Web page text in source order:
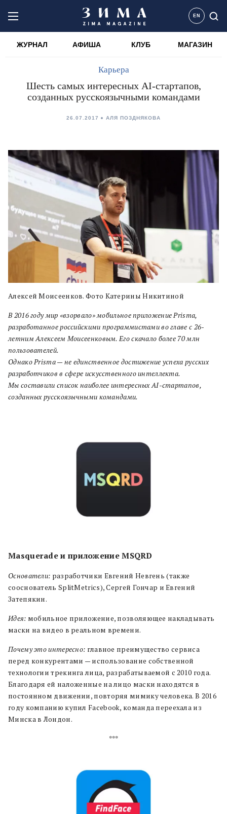
EN
ЖУРНАЛ АФИША КЛУБ МАГАЗИН
Карьера
Шесть самых интересных AI-стартапов,
созданных русскоязычными командами
26.07.2017 АЛЯ ПОЗДНЯКОВА
Алексей Моисеенков. Фото Катерины Никитиной
В 2016 году мир «взорвало» мобильное приложение Prisma,
разработанное российскими программистами во главе с 26-
летним Алексеем Моисеенковым. Его скачало более 70 млн
пользователей.
Однако Prisma — не единственное достижение успеха русских
разработчиков в сфере искусственного интеллекта.
Мы составили список наиболее интересных AI-стартапов,
созданных русскоязычными командами.
Masquerade и приложение MSQRD
Основатели: разработчики Евгений Невгень (также
сооснователь SplitMetrics), Сергей Гончар и Евгений
Затепякин.
Идея: мобильное приложение, позволяющее накладывать
маски на видео в реальном времени.
Почему это интересно: главное преимущество сервиса
перед конкурентами — использование собственной
технологии трекинга лица, разрабатываемой с 2010 года.
Благодаря ей наложенные на лицо маски находятся в
постоянном движении, повторяя мимику человека. В 2016
году компанию купил Facebook, команда переехала из
Минска в Лондон.
***